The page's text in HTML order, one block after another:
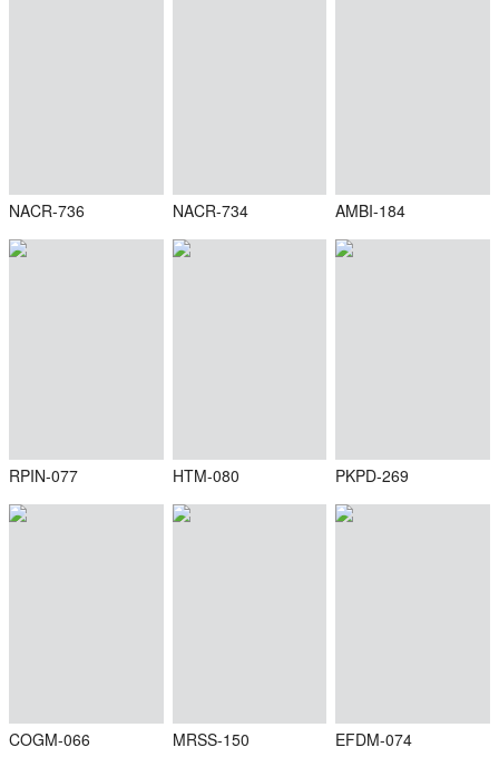
NACR-736 NACR-734 AMBI-184
RPIN-077 HTM-080 PKPD-269
COGM-066 MRSS-150 EFDM-074